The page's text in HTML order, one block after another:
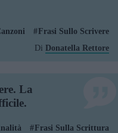
Frasi Sullo Scrivere
Di Donatella Rettore
La
Frasi Sulla Scrittura